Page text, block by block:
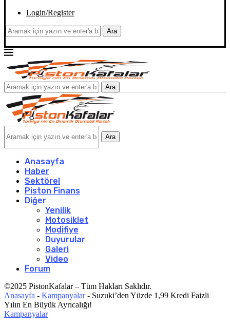
Login/Register
Ara
Ara
Ara
Anasayfa
Haber
Sektörel
Piston Finans
Diğer
Yenilik
Motosiklet
Modifiye
Duyurular
Galeri
Video
Forum
©2025 PistonKafalar – Tüm Hakları Saklıdır.
Anasayfa - Kampanyalar- Suzuki’den Yüzde 1,99 Kredi Faizli
Yılın En Büyük Ayrıcalığı!
Kampanyalar